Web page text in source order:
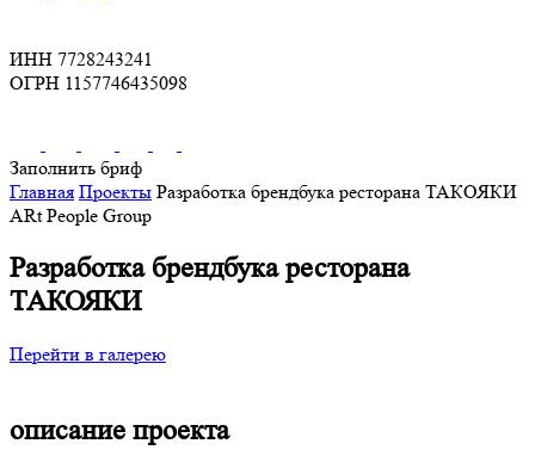
ИНН 7728243241
ОГРН 1157746435098
Заполнить бриф
Главная Проекты Разработка брендбука ресторана ТАКОЯКИ
ARt People Group
Разработка брендбука ресторана
ТАКОЯКИ
Перейти в галерею
описание проекта